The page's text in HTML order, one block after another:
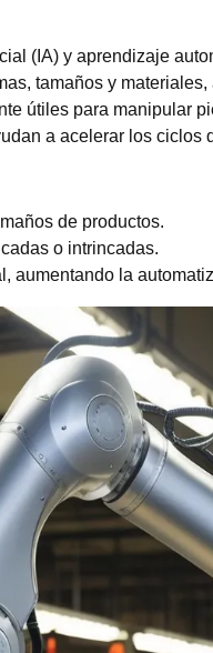
(IA) y aprendizaje
tamaños y
útiles para manipular
a acelerar los ciclos
de productos.
o intrincadas.
aumentando la